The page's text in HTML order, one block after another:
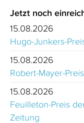
Jetzt noch
15.08.2026
Hugo-Junkers-
15.08.2026
Robert-Mayer-Preis
15.08.2026
Feuilleton-Preis
Zeitung